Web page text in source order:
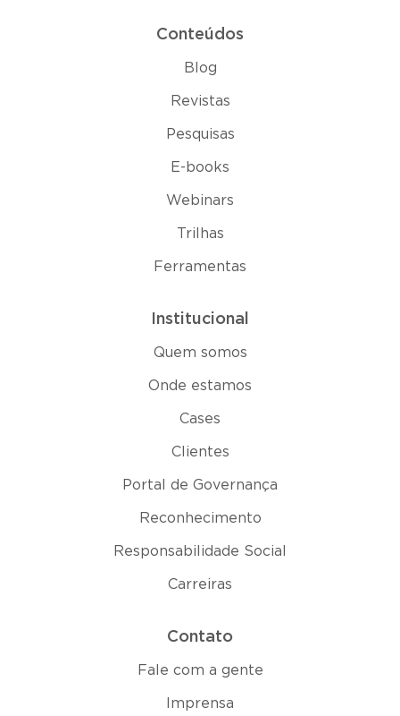
Conteúdos
Blog
Revistas
Pesquisas
E-books
Webinars
Trilhas
Ferramentas
Institucional
Quem somos
Onde estamos
Cases
Clientes
Portal de Governança
Reconhecimento
Responsabilidade Social
Carreiras
Contato
Fale com a gente
Imprensa